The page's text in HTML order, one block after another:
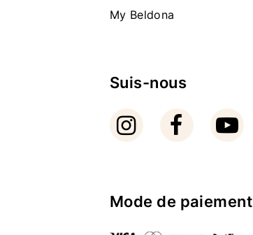
My Beldona
Suis-nous
Mode de paiement